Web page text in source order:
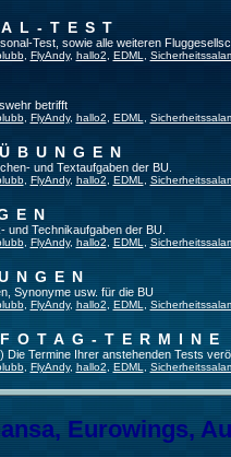
TEST
Test, sowie alle weiteren
, FlyAndy, hallo2 EDML
betrifft
, FlyAndy, hallo2 EDML
und Textaufgaben der BU.
, FlyAndy, hallo2 EDML
und Technikaufgaben der BU.
, FlyAndy, hallo2 EDML
Synonyme usw. für die BU
, FlyAndy, hallo2 EDML
TERMINE
Termine Ihrer anstehenden Tests
, FlyAndy, hallo2 EDML
Eurowings,